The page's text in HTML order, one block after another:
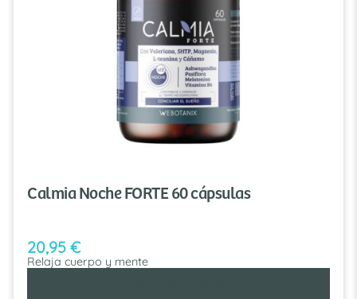
Calmia Noche FORTE 60 cápsulas
20,95 €
Relaja cuerpo y mente